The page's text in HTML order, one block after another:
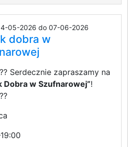
05-2026 do 07-06-2026
dobra w
Serdecznie zapraszamy na
Dobra w Szufnarowej”!